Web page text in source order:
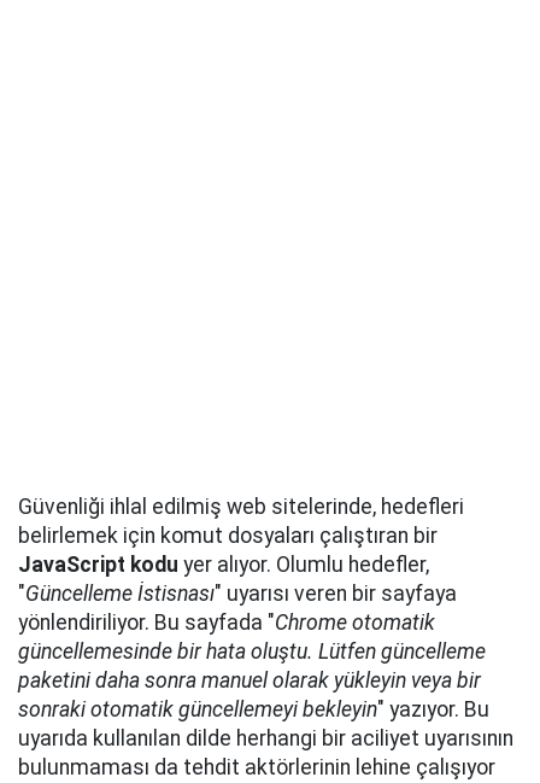
Güvenliği ihlal edilmiş web sitelerinde, hedefleri
belirlemek için komut dosyaları çalıştıran bir
JavaScript kodu yer alıyor. Olumlu hedefler,
"Güncelleme İstisnası" uyarısı veren bir sayfaya
yönlendiriliyor. Bu sayfada "Chrome otomatik
güncellemesinde bir hata oluştu. Lütfen güncelleme
paketini daha sonra manuel olarak yükleyin veya bir
sonraki otomatik güncellemeyi bekleyin" yazıyor. Bu
uyarıda kullanılan dilde herhangi bir aciliyet uyarısının
bulunmaması da tehdit aktörlerinin lehine çalışıyor